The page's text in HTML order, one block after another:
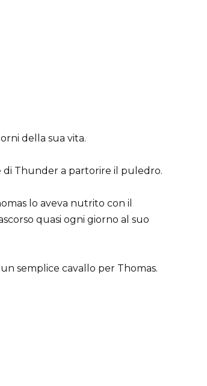
della sua vita.
di Thunder a partorire il puledro.
lo aveva nutrito con il
quasi ogni giorno al suo
semplice cavallo per Thomas.